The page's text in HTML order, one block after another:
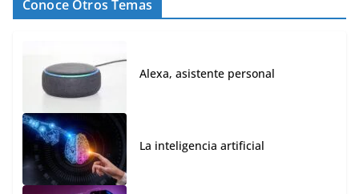
Conoce Otros Temas
Alexa, asistente personal
La inteligencia artificial